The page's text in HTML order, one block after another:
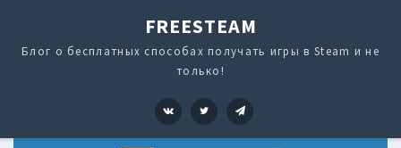
FREESTEAM
Блог о бесплатных способах получать игры в Steam и не
только!
VK Twitter